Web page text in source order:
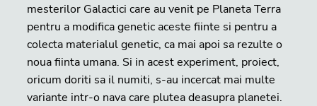
mesterilor Galactici care au venit pe Planeta Terra
pentru a modifica genetic aceste fiinte si pentru a
colecta materialul genetic, ca mai apoi sa rezulte o
noua fiinta umana. Si in acest experiment, proiect,
oricum doriti sa il numiti, s-au incercat mai multe
variante intr-o nava care plutea deasupra planetei.